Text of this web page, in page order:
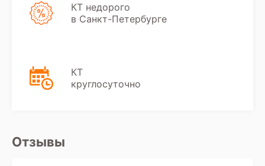
КТ недорого
в Санкт-Петербурге
КТ
круглосуточно
Отзывы